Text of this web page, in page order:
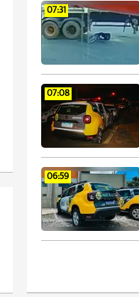
07:31
07:08
06:59